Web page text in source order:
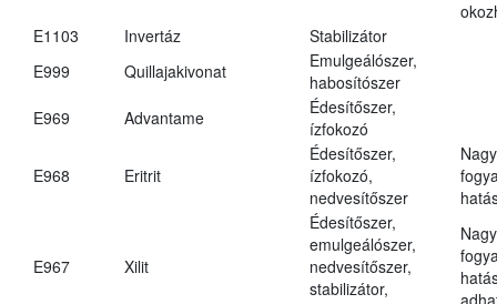
E1103
Invertáz
Stabilizátor
E999
Quillajakivonat
Emulgeálószer,
habosítószer
E969
Advantame
Édesítőszer,
ízfokozó
E968 Eritrit
Édesítőszer,
ízfokozó,
nedvesítőszer
E967 Xilit
Édesítőszer,
emulgeálószer,
nedvesítőszer,
stabilizátor,